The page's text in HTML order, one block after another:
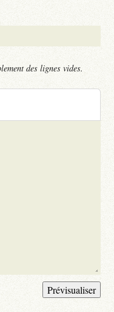
des lignes vides.